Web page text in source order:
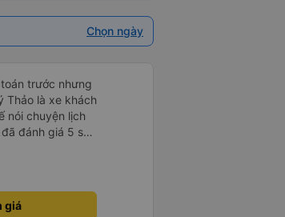
Chọn ngày
trước nhưng
Thảo là xe khách
nói chuyện lịch
đánh giá 5 sao
chứ không có
giá